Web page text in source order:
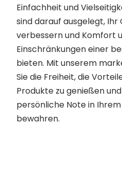
Einfachheit und
sind darauf ausgelegt,
verbessern und Komfort
Einschränkungen einer
bieten. Mit unserem
Sie die Freiheit, die
Produkte zu genießen
persönliche Note in
bewahren.